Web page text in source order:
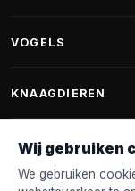
Fantail
Hondenspeelgoed
Halsband & Lijn
Krabpalen voor
VOGELS
Vogelvoer
Voederhuisjes
Nestkastjes &
KNAAGDIEREN
Knaagdierenvoer
Wij gebruiken
We gebruiken